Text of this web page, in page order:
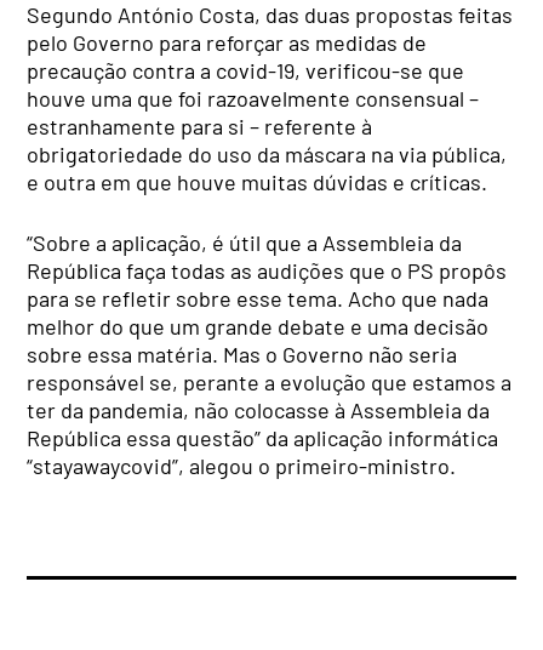
Segundo António Costa, das duas propostas feitas
pelo Governo para reforçar as medidas de
precaução contra a covid-19, verificou-se que
houve uma que foi razoavelmente consensual –
estranhamente para si – referente à
obrigatoriedade do uso da máscara na via pública,
e outra em que houve muitas dúvidas e críticas.
“Sobre a aplicação, é útil que a Assembleia da
República faça todas as audições que o PS propôs
para se refletir sobre esse tema. Acho que nada
melhor do que um grande debate e uma decisão
sobre essa matéria. Mas o Governo não seria
responsável se, perante a evolução que estamos a
ter da pandemia, não colocasse à Assembleia da
República essa questão” da aplicação informática
“stayawaycovid”, alegou o primeiro-ministro.